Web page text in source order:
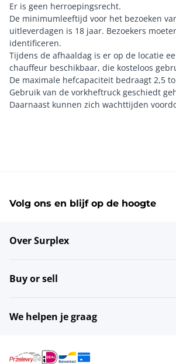
Er is geen herroepingsrecht.
De minimumleeftijd voor het bezoeken
uitleverdagen is 18 jaar. Bezoekers
identificeren.
Tijdens de afhaaldag is er op de locatie
chauffeur beschikbaar, die kosteloos
De maximale hefcapaciteit bedraagt 2,5
Gebruik van de vorkheftruck geschiedt
Daarnaast kunnen zich wachttijden
Volg ons en blijf op de hoogte
Over Surplex
Buy or sell
We helpen je graag